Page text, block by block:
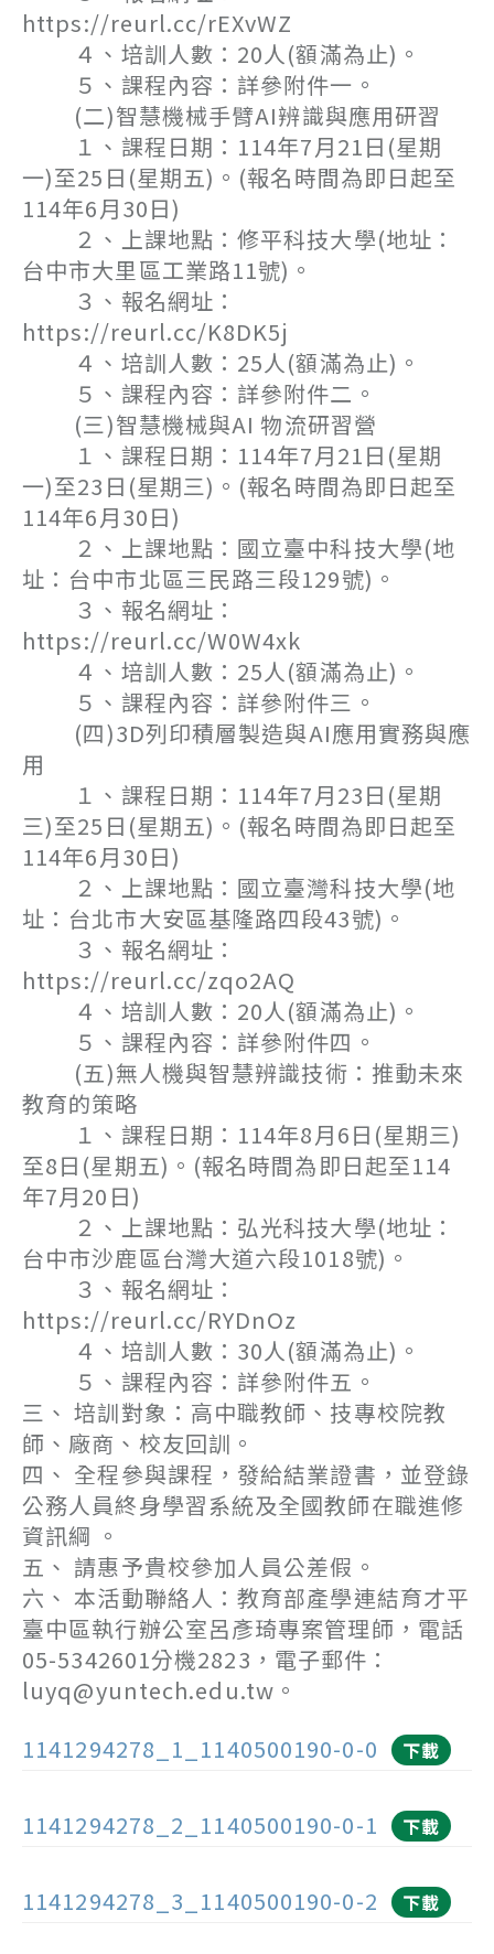
https://reurl.cc/rEXvWZ
４、培訓人數：20人(額滿為止)。
５、課程內容：詳參附件一。
(二)智慧機械手臂AI辨識與應用研習
１、課程日期：114年7月21日(星期
一)至25日(星期五)。(報名時間為即日起至
114年6月30日)
２、上課地點：修平科技大學(地址：
台中市大里區工業路11號)。
３、報名網址：
https://reurl.cc/K8DK5j
４、培訓人數：25人(額滿為止)。
５、課程內容：詳參附件二。
(三)智慧機械與AI 物流研習營
１、課程日期：114年7月21日(星期
一)至23日(星期三)。(報名時間為即日起至
114年6月30日)
２、上課地點：國立臺中科技大學(地
址：台中市北區三民路三段129號)。
３、報名網址：
https://reurl.cc/W0W4xk
４、培訓人數：25人(額滿為止)。
５、課程內容：詳參附件三。
(四)3D列印積層製造與AI應用實務與應
用
１、課程日期：114年7月23日(星期
三)至25日(星期五)。(報名時間為即日起至
114年6月30日)
２、上課地點：國立臺灣科技大學(地
址：台北市大安區基隆路四段43號)。
３、報名網址：
https://reurl.cc/zqo2AQ
４、培訓人數：20人(額滿為止)。
５、課程內容：詳參附件四。
(五)無人機與智慧辨識技術：推動未來
教育的策略
１、課程日期：114年8月6日(星期三)
至8日(星期五)。(報名時間為即日起至114
年7月20日)
２、上課地點：弘光科技大學(地址：
台中市沙鹿區台灣大道六段1018號)。
３、報名網址：
https://reurl.cc/RYDnOz
４、培訓人數：30人(額滿為止)。
５、課程內容：詳參附件五。
三、 培訓對象：高中職教師、技專校院教
師、廠商、校友回訓。
四、 全程參與課程，發給結業證書，並登錄
公務人員終身學習系統及全國教師在職進修
資訊綱 。
五、 請惠予貴校參加人員公差假。
六、 本活動聯絡人：教育部產學連結育才平
臺中區執行辦公室呂彥琦專案管理師，電話
05-5342601分機2823，電子郵件：
luyq@yuntech.edu.tw。
1141294278_1_1140500190-0-0
下載
1141294278_2_1140500190-0-1 下載
1141294278_3_1140500190-0-2 下載